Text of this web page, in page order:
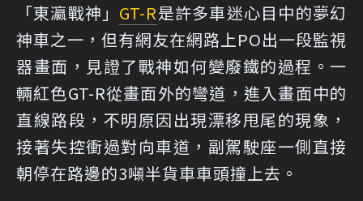
「東瀛戰神」 GT-R是許多車迷心目中的夢幻
神車之一，但有網友在網路上PO出一段監視
器畫面，見證了戰神如何變廢鐵的過程。一
輛紅色GT-R從畫面外的彎道，進入畫面中的
直線路段，不明原因出現漂移甩尾的現象，
接著失控衝過對向車道，副駕駛座一側直接
朝停在路邊的3噸半貨車車頭撞上去。